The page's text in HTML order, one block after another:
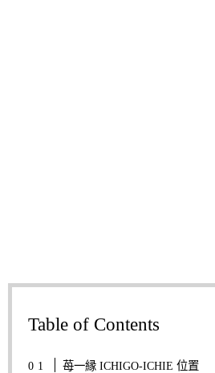
Table of Contents
苺一縁 ICHIGO-ICHIE 位置